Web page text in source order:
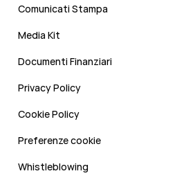
Comunicati Stampa
Media Kit
Documenti Finanziari
Privacy Policy
Cookie Policy
Preferenze cookie
Whistleblowing